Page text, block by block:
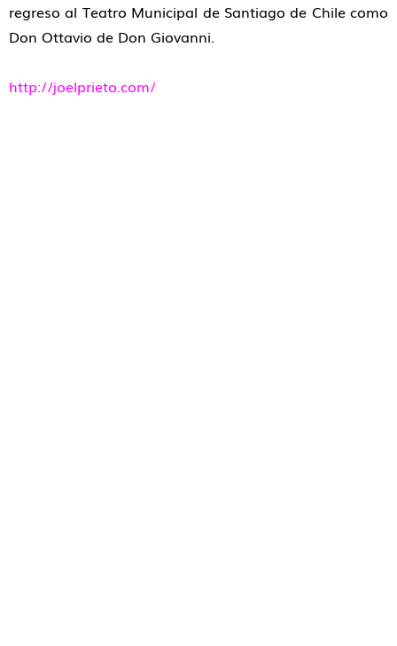
regreso al Teatro Municipal de Santiago de Chile como
Don Ottavio de Don Giovanni.
http://joelprieto.com/